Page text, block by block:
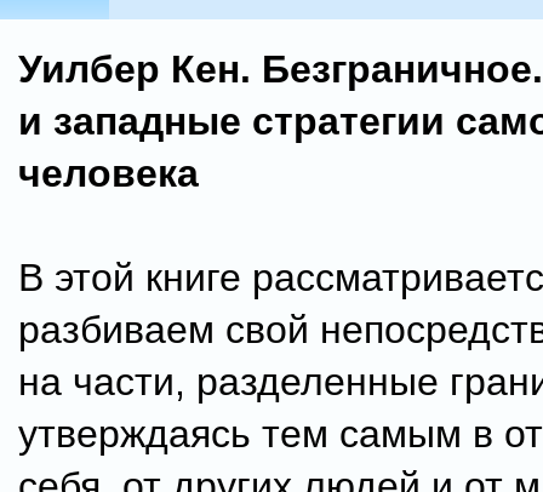
Уилбер Кен.
и западные стратегии
человека
В этой книге
разбиваем свой
на части, разделенные
утверждаясь тем самым в